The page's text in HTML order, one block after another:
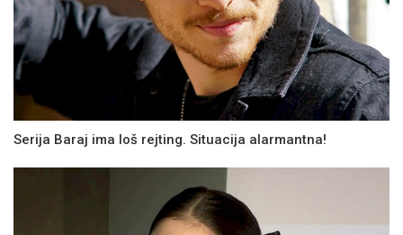
Serija Baraj ima loš rejting. Situacija alarmantna!